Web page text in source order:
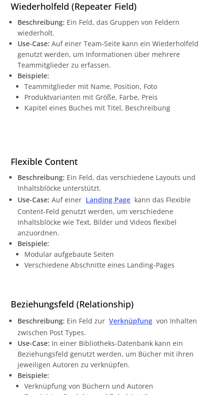
Wiederholfeld (Repeater Field)
Beschreibung: Ein Feld, das Gruppen von Feldern
wiederholt.
Use-Case: Auf einer Team-Seite kann ein Wiederholfeld
genutzt werden, um Informationen über mehrere
Teammitglieder zu erfassen.
Beispiele:
Teammitglieder mit Name, Position, Foto
Produktvarianten mit Größe, Farbe, Preis
Kapitel eines Buches mit Titel, Beschreibung
Flexible Content
Beschreibung: Ein Feld, das verschiedene Layouts und
Inhaltsblöcke unterstützt.
Use-Case: Auf einer Landing Page kann das Flexible
Content-Feld genutzt werden, um verschiedene
Inhaltsblöcke wie Text, Bilder und Videos flexibel
anzuordnen.
Beispiele:
Modular aufgebaute Seiten
Verschiedene Abschnitte eines Landing-Pages
Beziehungsfeld (Relationship)
Beschreibung: Ein Feld zur Verknüpfung von Inhalten
zwischen Post Types.
Use-Case: In einer Bibliotheks-Datenbank kann ein
Beziehungsfeld genutzt werden, um Bücher mit ihren
jeweiligen Autoren zu verknüpfen.
Beispiele:
Verknüpfung von Büchern und Autoren